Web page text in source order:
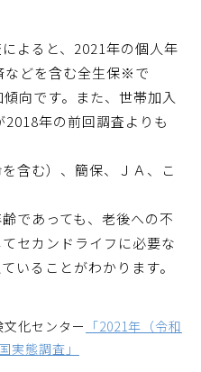
よると、2021年の個人年
などを含む全生保※で
向です。また、世帯加入
年の前回調査よりも
含む）、簡保、ＪＡ、こ
であっても、老後への不
セカンドライフに必要な
いることがわかります。
化センター 「2021年（令和
態調査」